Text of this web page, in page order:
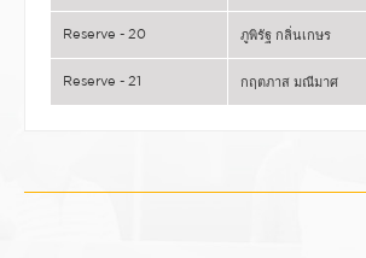
Reserve - 20 ภูพิรัฐ กลิ่นเกษร
Reserve - 21 กฤตภาส มณีมาศ